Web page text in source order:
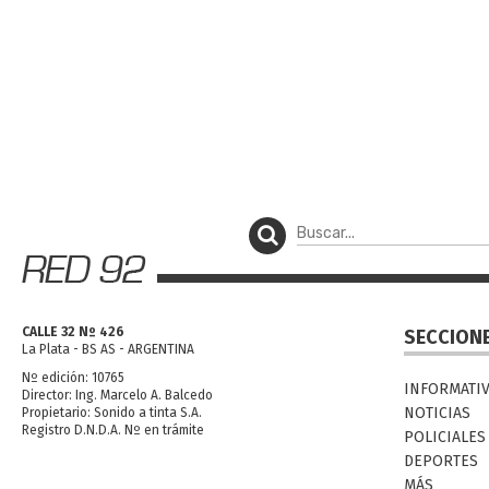
CALLE 32 Nº 426
La Plata - BS AS - ARGENTINA
Nº edición: 10765
Director: Ing. Marcelo A. Balcedo
Propietario: Sonido a tinta S.A.
Registro D.N.D.A. Nº en trámite
NOTICIAS
POLICIALES
DEPORTES
MÁS